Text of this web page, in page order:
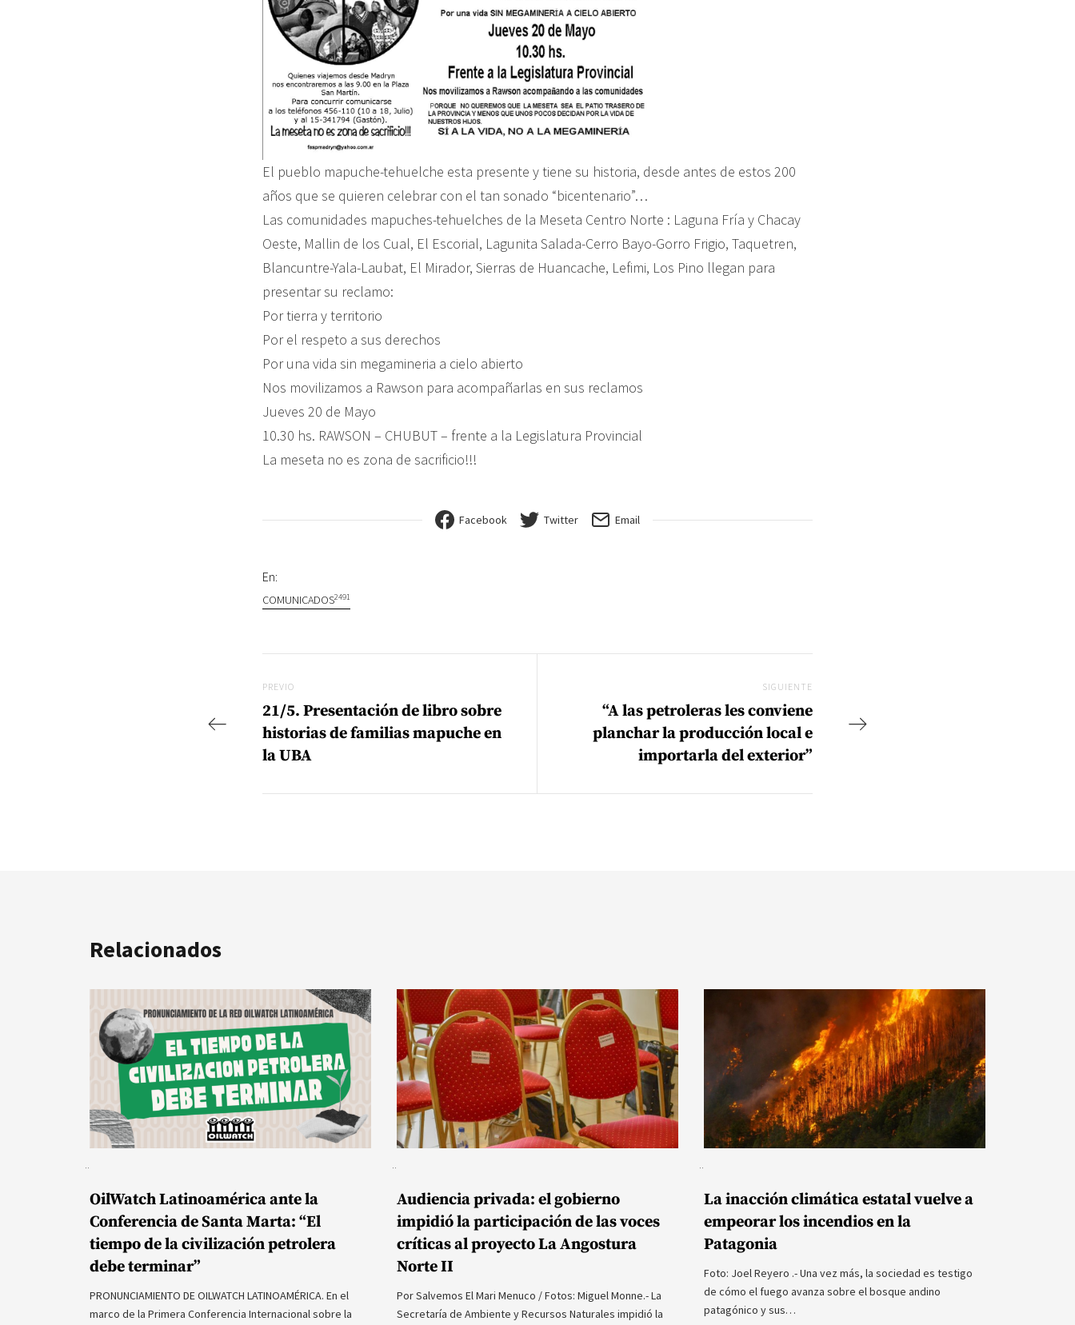
El pueblo mapuche-tehuelche esta presente y tiene su historia, desde antes de estos 200
años que se quieren celebrar con el tan sonado “bicentenario”…
Las comunidades mapuches-tehuelches de la Meseta Centro Norte : Laguna Fría y Chacay
Oeste, Mallin de los Cual, El Escorial, Lagunita Salada-Cerro Bayo-Gorro Frigio, Taquetren,
Blancuntre-Yala-Laubat, El Mirador, Sierras de Huancache, Lefimi, Los Pino llegan para
presentar su reclamo:
Por tierra y territorio
Por el respeto a sus derechos
Por una vida sin megamineria a cielo abierto
Nos movilizamos a Rawson para acompañarlas en sus reclamos
Jueves 20 de Mayo
10.30 hs. RAWSON – CHUBUT – frente a la Legislatura Provincial
La meseta no es zona de sacrificio!!!
Facebook Twitter Email
En:
COMUNICADOS2491
Previo
PREVIO
21/5. Presentación de libro sobre
historias de familias mapuche en
la UBA
SIGUIENTE
“A las petroleras les conviene
planchar la producción local e
importarla del exterior”
Relacionados
OilWatch Latinoamérica ante la
Conferencia de Santa Marta: “El
tiempo de la civilización petrolera
debe terminar”
PRONUNCIAMIENTO DE OILWATCH LATINOAMÉRICA. En el
marco de la Primera Conferencia Internacional sobre la
Audiencia privada: el gobierno
impidió la participación de las voces
críticas al proyecto La Angostura
Norte II
Por Salvemos El Mari Menuco / Fotos: Miguel Monne.- La
Secretaría de Ambiente y Recursos Naturales impidió la
La inacción climática estatal vuelve a
empeorar los incendios en la
Patagonia
Foto: Joel Reyero .- Una vez más, la sociedad es testigo
de cómo el fuego avanza sobre el bosque andino
patagónico y sus…